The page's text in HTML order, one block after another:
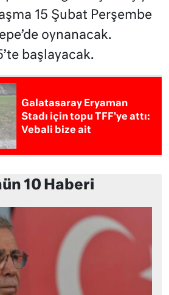
15 Şubat Perşembe
oynanacak.
başlayacak.
Galatasaray Eryaman
Stadı için topu TFF’ye attı:
Vebali bize ait
10 Haberi